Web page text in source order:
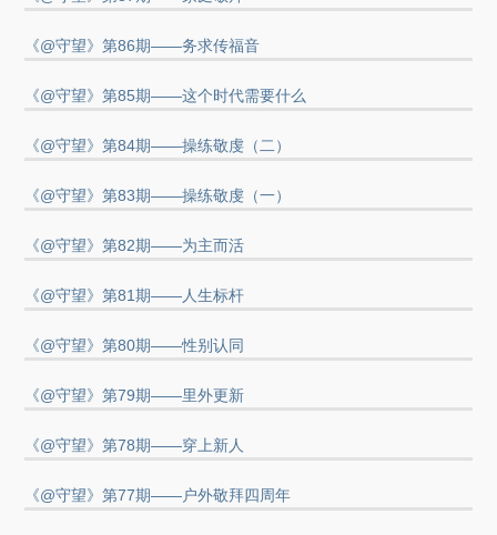
《@守望》第86期——务求传福音
《@守望》第85期——这个时代需要什么
《@守望》第84期——操练敬虔（二）
《@守望》第83期——操练敬虔（一）
《@守望》第82期——为主而活
《@守望》第81期——人生标杆
《@守望》第80期——性别认同
《@守望》第79期——里外更新
《@守望》第78期——穿上新人
《@守望》第77期——户外敬拜四周年